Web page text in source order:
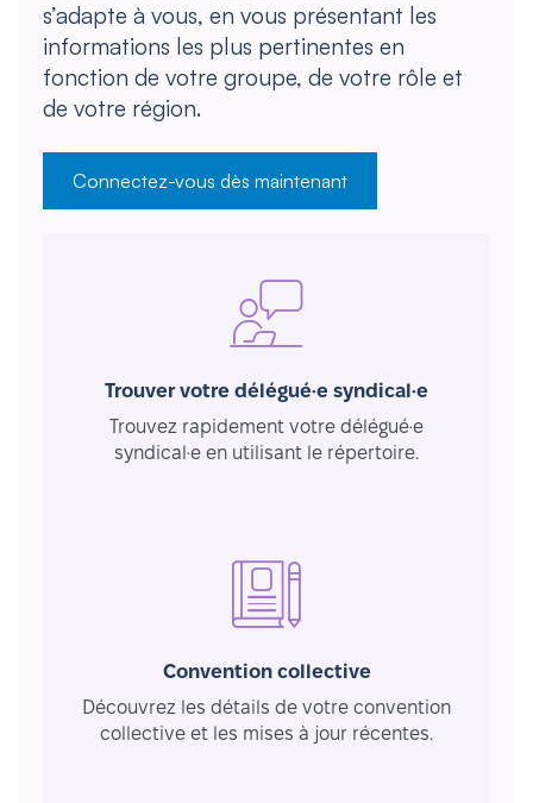
s’adapte à vous, en vous présentant les
informations les plus pertinentes en
fonction de votre groupe, de votre rôle et
de votre région.
Connectez-vous dès maintenant
Trouver votre délégué·e syndical·e
Trouvez rapidement votre délégué·e
syndical·e en utilisant le répertoire.
Convention collective
Découvrez les détails de votre convention
collective et les mises à jour récentes.